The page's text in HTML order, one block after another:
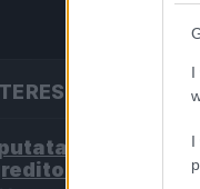
I
I
gamba
machete